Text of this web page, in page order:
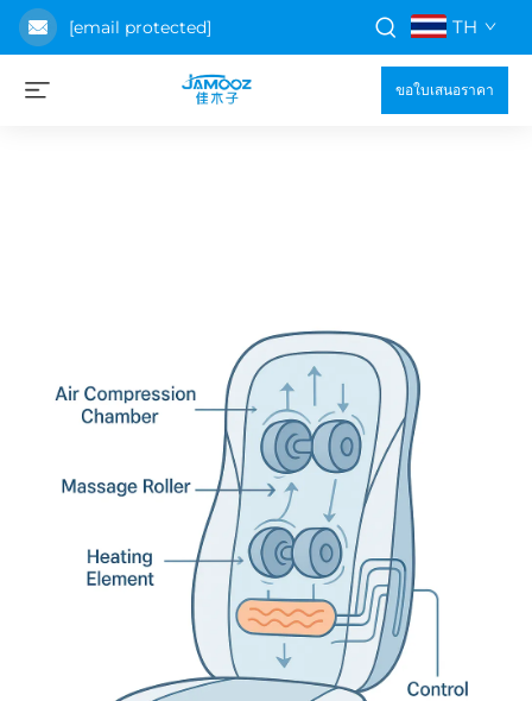
[email protected] TH
ขอใบเสนอราคา